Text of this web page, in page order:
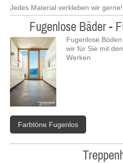
Jedes Material verkleben wir gerne!
Fugenlose Bäder -
Fugenlose
wir für Sie mit
Werken
Farbtöne Fugenlos